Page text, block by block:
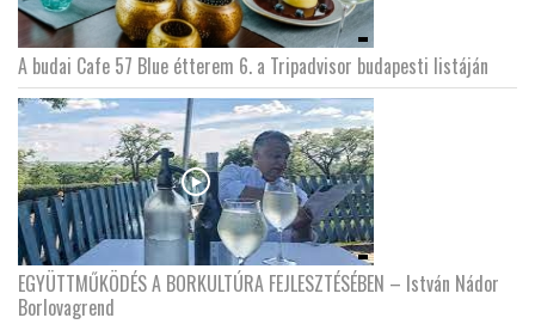
A budai Cafe 57 Blue étterem 6. a Tripadvisor budapesti listáján
EGYÜTTMŰKÖDÉS A BORKULTÚRA FEJLESZTÉSÉBEN – István Nádor
Borlovagrend